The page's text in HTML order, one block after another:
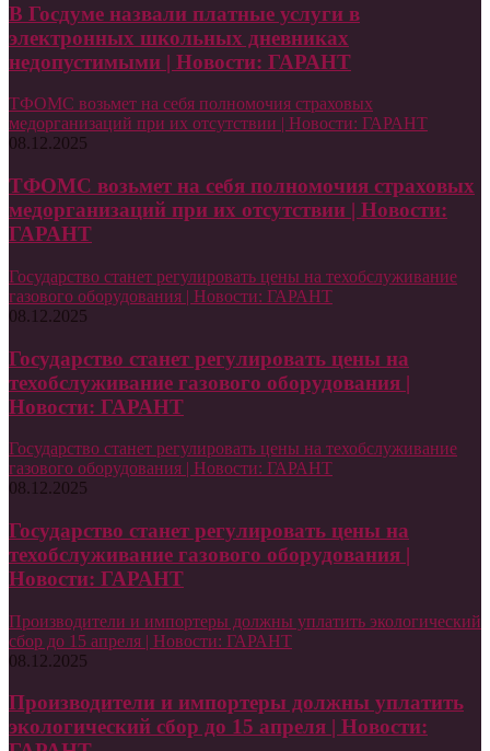
В Госдуме назвали платные услуги в
электронных школьных дневниках
недопустимыми | Новости: ГАРАНТ
ТФОМС возьмет на себя полномочия страховых
медорганизаций при их отсутствии | Новости: ГАРАНТ
08.12.2025
ТФОМС возьмет на себя полномочия страховых
медорганизаций при их отсутствии | Новости:
ГАРАНТ
Государство станет регулировать цены на техобслуживание
газового оборудования | Новости: ГАРАНТ
08.12.2025
Государство станет регулировать цены на
техобслуживание газового оборудования |
Новости: ГАРАНТ
Государство станет регулировать цены на техобслуживание
газового оборудования | Новости: ГАРАНТ
08.12.2025
Государство станет регулировать цены на
техобслуживание газового оборудования |
Новости: ГАРАНТ
Производители и импортеры должны уплатить экологический
сбор до 15 апреля | Новости: ГАРАНТ
08.12.2025
Производители и импортеры должны уплатить
экологический сбор до 15 апреля | Новости: